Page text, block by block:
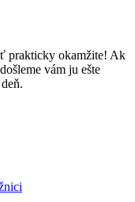
prakticky okamžite! Ak
vám ju ešte